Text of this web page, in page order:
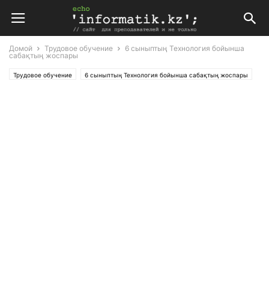
Домой Трудовое обучение
6 сыныптың Технология бойынша
сабақтың жоспары
Трудовое обучение 6 сыныптың Технология бойынша сабақтың жоспары